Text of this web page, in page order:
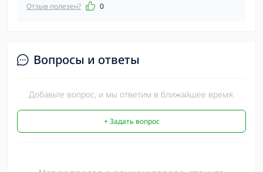
Отзыв полезен? 0
Вопросы и ответы
Добавьте вопрос, и мы ответим в ближайшее время.
+ Задать вопрос